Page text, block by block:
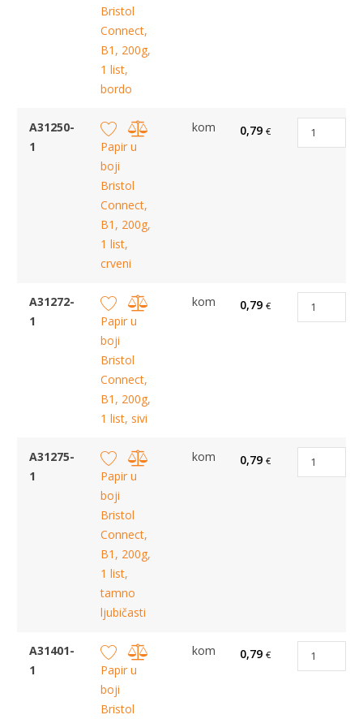
Bristol
Connect,
B1, 200g,
1 list,
bordo
A31250-
1
Papir u
boji
Bristol
Connect,
B1, 200g,
1 list,
crveni
kom 0,79 €
A31272-
1
Papir u
boji
Bristol
Connect,
B1, 200g,
1 list, sivi
kom 0,79 €
A31275-
1
Papir u
boji
Bristol
Connect,
B1, 200g,
1 list,
tamno
ljubičasti
kom 0,79 €
A31401-
1
Papir u
boji
Bristol
kom 0,79 €